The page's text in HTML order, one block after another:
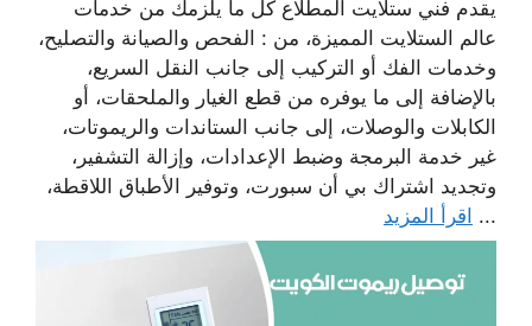
يقدم فني ستلايت المطلاع كل ما يلزمك من خدمات
عالم الستلايت المميزة، من : الفحص والصيانة والتصليح،
وخدمات الفك أو التركيب إلى جانب النقل السريع،
بالإضافة إلى ما يوفره من قطع الغيار والملحقات، أو
الكابلات والوصلات، إلى جانب الستاندات والريموتات،
غير خدمة البرمجة وضبط الإعدادات، وإزالة التشفير،
وتجديد اشتراك بي أن سبورت، وتوفير الأطباق اللاقطة،
... اقرأ المزيد